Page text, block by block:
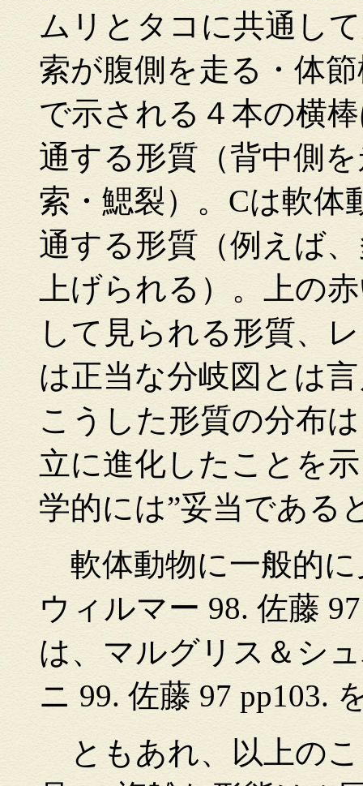
ムリとタコに共通し
索が腹側を走る・体
で示される４本の横
通する形質（背中側
索・鰓裂）。Cは軟体
通する形質（例えば
上げられる）。上の
して見られる形質、
は正当な分岐図とは
こうした形質の分布
立に進化したことを
学的には”妥当である
軟体動物に一般的
ウィルマー 98. 佐藤
は、マルグリス＆シ
ニ 99. 佐藤 97 pp103.
ともあれ、以上の